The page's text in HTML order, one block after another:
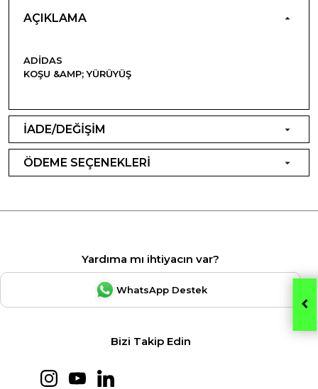
AÇIKLAMA
ADIDAS
KOŞU &AMP; YÜRÜYÜŞ
İADE/DEĞİŞİM
ÖDEME SEÇENEKLERİ
Yardıma mı ihtiyacın var?
WhatsApp Destek
Bizi Takip Edin